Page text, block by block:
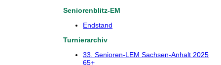
Seniorenblitz-EM
Endstand
Turnierarchiv
33. Senioren-LEM Sachsen-Anhalt 2025
65+